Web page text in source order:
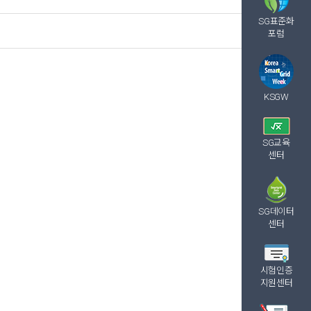
SG표준화
포럼
KSGW
SG교육
센터
SG데이터
센터
시험인증
지원센터
글쓰기